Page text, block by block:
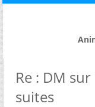
Re : DM
suites